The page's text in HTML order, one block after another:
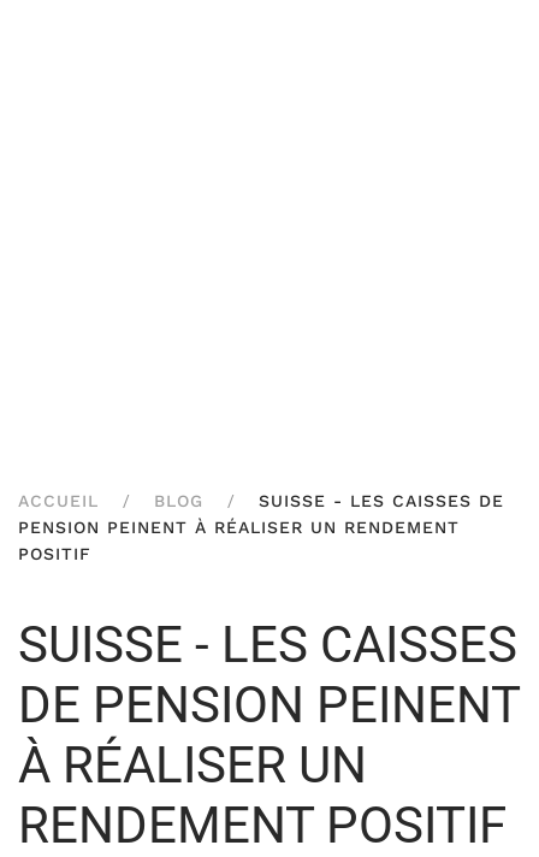
ACCUEIL BLOG
SUISSE - LES CAISSES DE
PENSION PEINENT À RÉALISER UN RENDEMENT
POSITIF
SUISSE - LES CAISSES
DE PENSION PEINENT
À RÉALISER UN
RENDEMENT POSITIF